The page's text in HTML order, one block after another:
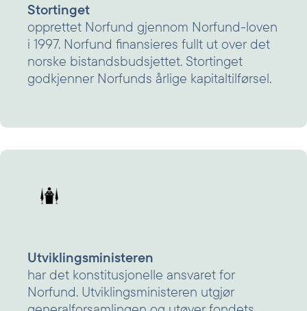
Stortinget
opprettet Norfund gjennom Norfund-loven
i 1997. Norfund finansieres fullt ut over det
norske bistandsbudsjettet. Stortinget
godkjenner Norfunds årlige kapitaltilførsel.
Utviklingsministeren
har det konstitusjonelle ansvaret for
Norfund. Utviklingsministeren utgjør